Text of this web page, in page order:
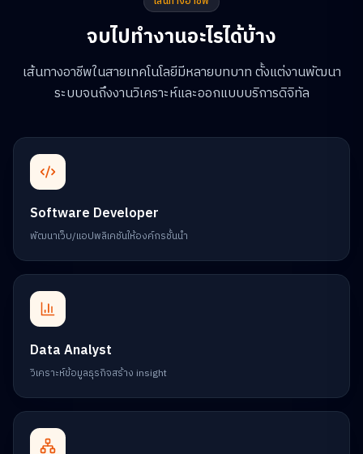
จบไปทำงานอะไรได้บ้าง
เส้นทางอาชีพในสายเทคโนโลยีมีหลายบทบาท ตั้งแต่งานพัฒนา
ระบบจนถึงงานวิเคราะห์และออกแบบบริการดิจิทัล
Software Developer
พัฒนาเว็บ/แอปพลิเคชันให้องค์กรชั้นนำ
Data Analyst
วิเคราะห์ข้อมูลธุรกิจสร้าง insight